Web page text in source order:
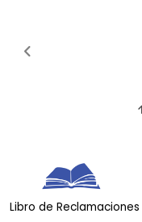
Libro de Reclamaciones